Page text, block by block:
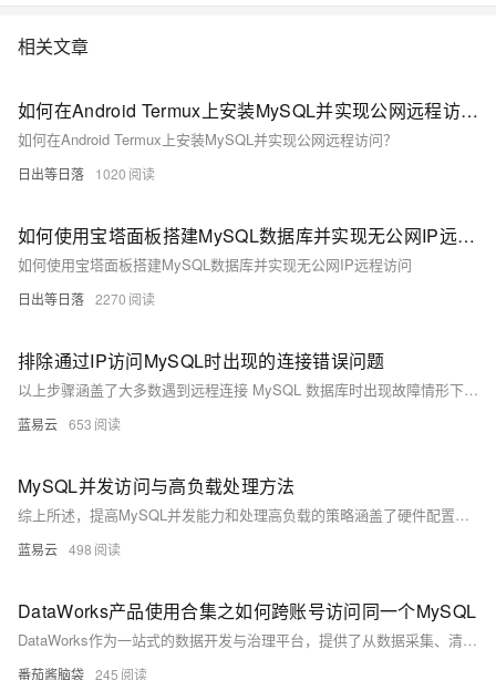
相关文章
如何在Android Termux上安装MySQL并实现公网远程访问？
如何在Android Termux上安装MySQL并实现公网远程访问？
日出等日落 1020
如何使用宝塔面板搭建MySQL数据库并实现无公网IP远程访问
如何使用宝塔面板搭建MySQL数据库并实现无公网IP远程访问
日出等日落 2270
排除通过IP访问MySQL时出现的连接错误问题
以上步骤涵盖了大多数遇到远程连接 MySQL 数据库时出现故障情形下所需采取措施，在执行每个步骤后都应该重新尝试建立链接以验证是否已经解决问题，在多数情形下按照以上顺序执行将能够有效地排除并修复大多数基本链接相关故障。
蓝易云 653
MySQL并发访问与高负载处理方法
综上所述，提高MySQL并发能力和处理高负载的策略涵盖了硬件配置、软件优化、架构调整以及运维监控等多个方面。通过综合施策，可以确保数据库系统在面对不断增长的并发需求时，维持高效和稳定的性能。
蓝易云 498
DataWorks产品使用合集之如何跨账号访问同一个MySQL
DataWorks作为一站式的数据开发与治理平台，提供了从数据采集、清洗、开发、调度、服务化、质量监控到安全管理的全套解决方案，帮助企业构建高效、规范、安全的大数据处理体系。以下是对DataWorks产品使用合集的概述，涵盖数据处理的各个环节。
番茄酱脑袋 245